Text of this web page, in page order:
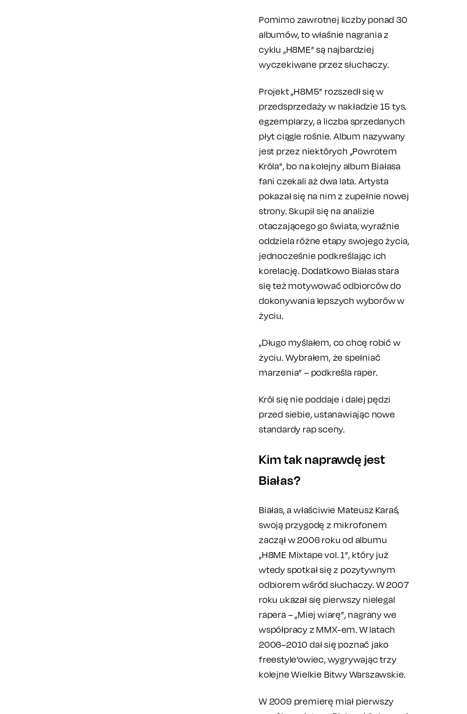
Pomimo zawrotnej liczby ponad 30
albumów, to właśnie nagrania z
cyklu „H8ME” są najbardziej
wyczekiwane przez słuchaczy.
Projekt „H8M5” rozszedł się w
przedsprzedaży w nakładzie 15 tys.
egzemplarzy, a liczba sprzedanych
płyt ciągle rośnie. Album nazywany
jest przez niektórych „Powrotem
Króla”, bo na kolejny album Białasa
fani czekali aż dwa lata. Artysta
pokazał się na nim z zupełnie nowej
strony. Skupił się na analizie
otaczającego go świata, wyraźnie
oddziela różne etapy swojego życia,
jednocześnie podkreślając ich
korelację. Dodatkowo Białas stara
się też motywować odbiorców do
dokonywania lepszych wyborów w
życiu.
„Długo myślałem, co chcę robić w
życiu. Wybrałem, że spełniać
marzenia” – podkreśla raper.
Król się nie poddaje i dalej pędzi
przed siebie, ustanawiając nowe
standardy rap sceny.
Kim tak naprawdę jest
Białas?
Białas, a właściwie Mateusz Karaś,
swoją przygodę z mikrofonem
zaczął w 2006 roku od albumu
„H8ME Mixtape vol. 1”, który już
wtedy spotkał się z pozytywnym
odbiorem wśród słuchaczy. W 2007
roku ukazał się pierwszy nielegal
rapera – „Miej wiarę”, nagrany we
współpracy z MMX-em. W latach
2006–2010 dał się poznać jako
freestyle’owiec, wygrywając trzy
kolejne Wielkie Bitwy Warszawskie.
W 2009 premierę miał pierwszy